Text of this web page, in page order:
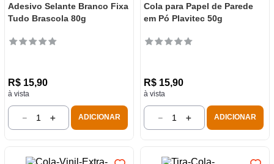
Adesivo Selante Branco Fixa
Tudo Brascola 80g
R$ 15,90
à vista
＋
－ ADICIONAR
Cola para Papel de Parede
em Pó Plavitec 50g
R$ 15,90
à vista
＋
－ ADICIONAR